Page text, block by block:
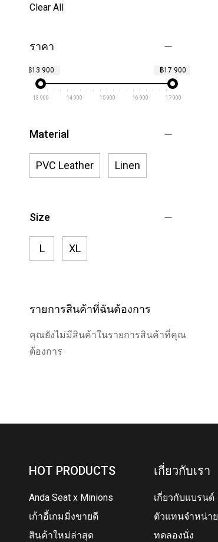
Clear All
ราคา
฿13 900 ฿17 900
13 900 14 900 15 900 16 900 17 900
Material
PVC Leather Linen
Size
L XL
รายการสินค้าที่ฉันต้องการ
คุณยังไม่มีสินค้าในรายการสินค้าที่คุณ
ต้องการ
HOT PRODUCTS
Anda Seat x Minions
เก้าอี้เกมมิ่งขายดี
สินค้าใหม่ล่าสุด
เกี่ยวกับเรา
เกี่ยวกับแบรนด์
ตัวแทนจำหน่าย
ทดลองนั่ง